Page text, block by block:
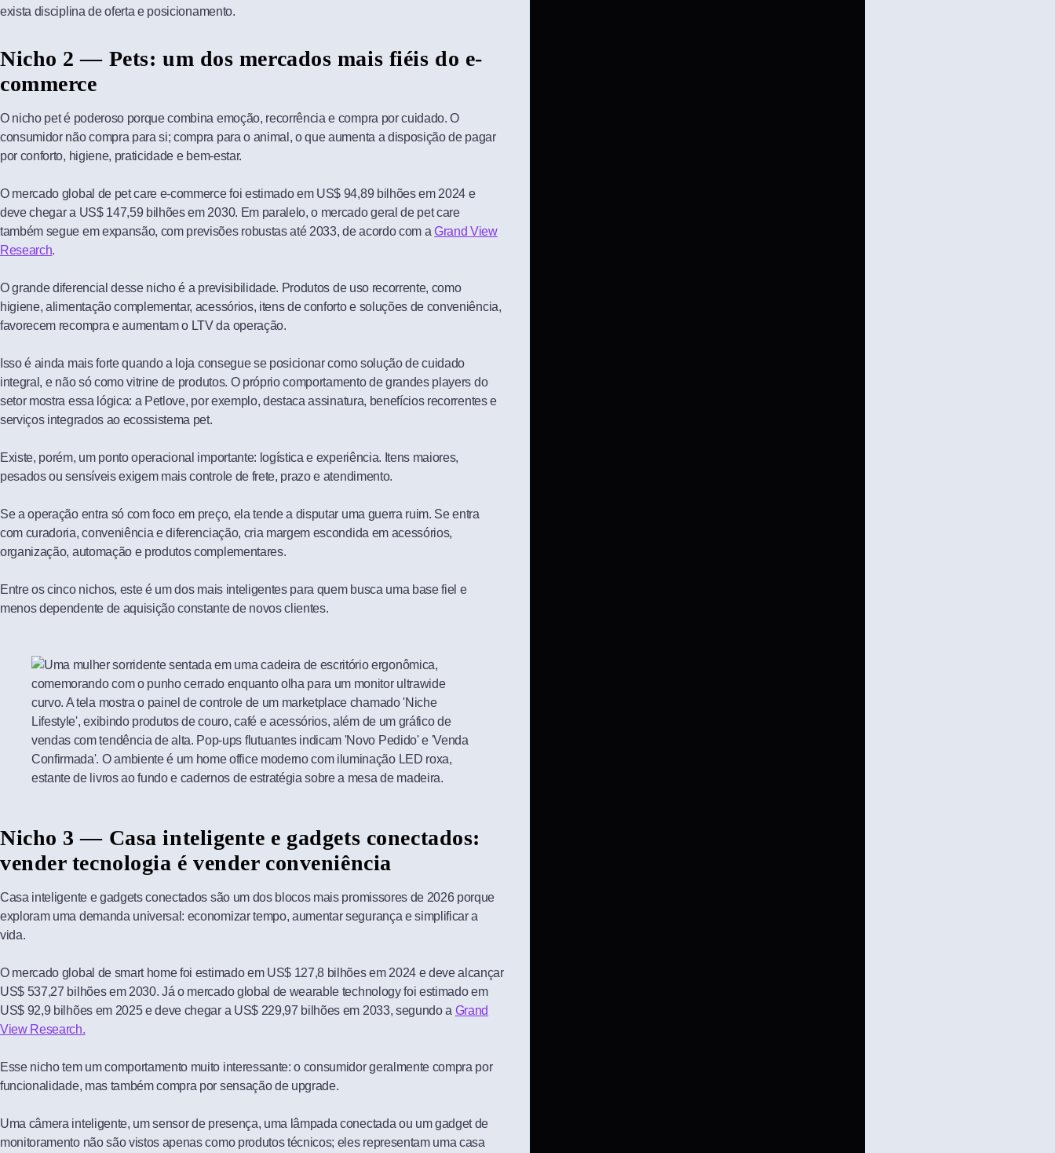
exista disciplina de oferta e posicionamento.
Nicho 2 — Pets: um dos mercados mais fiéis do e-
commerce
O nicho pet é poderoso porque combina emoção, recorrência e compra por cuidado. O
consumidor não compra para si; compra para o animal, o que aumenta a disposição de pagar
por conforto, higiene, praticidade e bem-estar.
O mercado global de pet care e-commerce foi estimado em US$ 94,89 bilhões em 2024 e
deve chegar a US$ 147,59 bilhões em 2030. Em paralelo, o mercado geral de pet care
também segue em expansão, com previsões robustas até 2033, de acordo com a Grand View
Research.
O grande diferencial desse nicho é a previsibilidade. Produtos de uso recorrente, como
higiene, alimentação complementar, acessórios, itens de conforto e soluções de conveniência,
favorecem recompra e aumentam o LTV da operação.
Isso é ainda mais forte quando a loja consegue se posicionar como solução de cuidado
integral, e não só como vitrine de produtos. O próprio comportamento de grandes players do
setor mostra essa lógica: a Petlove, por exemplo, destaca assinatura, benefícios recorrentes e
serviços integrados ao ecossistema pet.
Existe, porém, um ponto operacional importante: logística e experiência. Itens maiores,
pesados ou sensíveis exigem mais controle de frete, prazo e atendimento.
Se a operação entra só com foco em preço, ela tende a disputar uma guerra ruim. Se entra
com curadoria, conveniência e diferenciação, cria margem escondida em acessórios,
organização, automação e produtos complementares.
Entre os cinco nichos, este é um dos mais inteligentes para quem busca uma base fiel e
menos dependente de aquisição constante de novos clientes.
Nicho 3 — Casa inteligente e gadgets conectados:
vender tecnologia é vender conveniência
Casa inteligente e gadgets conectados são um dos blocos mais promissores de 2026 porque
exploram uma demanda universal: economizar tempo, aumentar segurança e simplificar a
vida.
O mercado global de smart home foi estimado em US$ 127,8 bilhões em 2024 e deve alcançar
US$ 537,27 bilhões em 2030. Já o mercado global de wearable technology foi estimado em
US$ 92,9 bilhões em 2025 e deve chegar a US$ 229,97 bilhões em 2033, segundo a Grand
View Research.
Esse nicho tem um comportamento muito interessante: o consumidor geralmente compra por
funcionalidade, mas também compra por sensação de upgrade.
Uma câmera inteligente, um sensor de presença, uma lâmpada conectada ou um gadget de
monitoramento não são vistos apenas como produtos técnicos; eles representam uma casa